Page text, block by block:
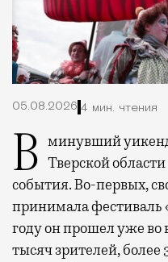
05.08.2026 4 мин. чтения
В минувший уикенд маленькая Старица в Тверской
события. Во-первых,
принимала фестиваль
году он прошел уже во
тысяч зрителей, более